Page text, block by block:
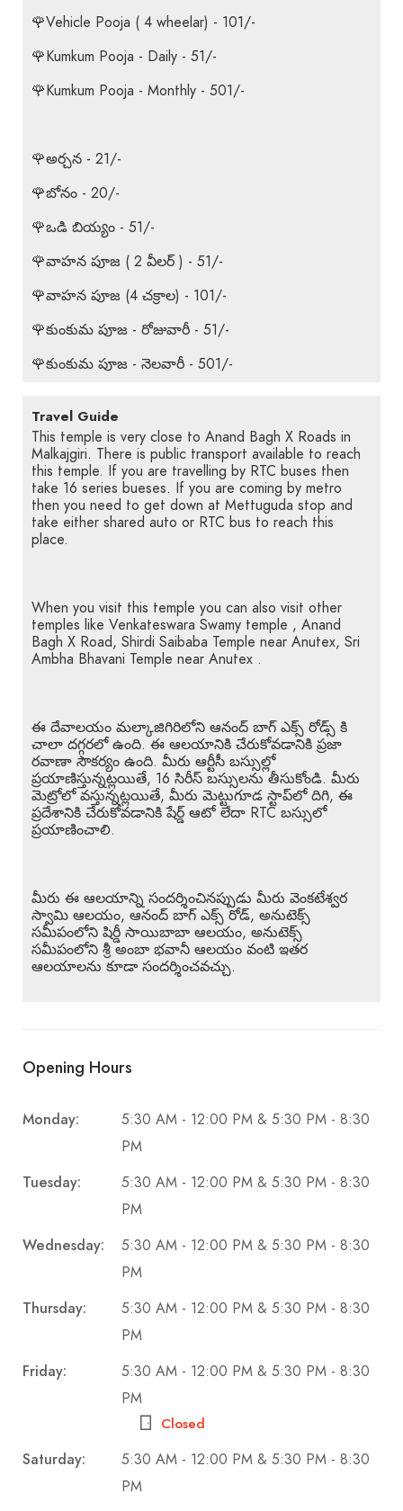
🌹Vehicle Pooja ( 4 wheelar) - 101/-
🌹Kumkum Pooja - Daily - 51/-
🌹Kumkum Pooja - Monthly - 501/-
🌹అర్చన - 21/-
🌹బోనం - 20/-
🌹ఒడి బియ్యం - 51/-
🌹వాహన పూజ ( 2 వీలర్ ) - 51/-
🌹వాహన పూజ (4 చక్రాల) - 101/-
🌹కుంకుమ పూజ - రోజువారీ - 51/-
🌹కుంకుమ పూజ - నెలవారీ - 501/-
Travel Guide
This temple is very close to Anand Bagh X Roads in
Malkajgiri. There is public transport available to reach
this temple. If you are travelling by RTC buses then
take 16 series bueses. If you are coming by metro
then you need to get down at Mettuguda stop and
take either shared auto or RTC bus to reach this
place.
When you visit this temple you can also visit other
temples like Venkateswara Swamy temple , Anand
Bagh X Road, Shirdi Saibaba Temple near Anutex, Sri
Ambha Bhavani Temple near Anutex .
ఈ దేవాలయం మల్కాజిగిరిలోని ఆనంద్ బాగ్ ఎక్స్ రోడ్స్ కి
చాలా దగ్గరలో ఉంది. ఈ ఆలయానికి చేరుకోవడానికి ప్రజా
రవాణా సౌకర్యం ఉంది. మీరు ఆర్టీసీ బస్సుల్లో
ప్రయాణిస్తున్నట్లయితే, 16 సిరీస్ బస్సులను తీసుకోండి. మీరు
మెట్రోలో వస్తున్నట్లయితే, మీరు మెట్టుగూడ స్టాప్‌లో దిగి, ఈ
ప్రదేశానికి చేరుకోవడానికి షేర్డ్ ఆటో లేదా RTC బస్సులో
ప్రయాణించాలి.
మీరు ఈ ఆలయాన్ని సందర్శించినప్పుడు మీరు వెంకటేశ్వర
స్వామి ఆలయం, ఆనంద్ బాగ్ ఎక్స్ రోడ్, అనుటెక్స్
సమీపంలోని షిర్డీ సాయిబాబా ఆలయం, అనుటెక్స్
సమీపంలోని శ్రీ అంబా భవానీ ఆలయం వంటి ఇతర
ఆలయాలను కూడా సందర్శించవచ్చు.
Opening Hours
Monday:
5:30 AM - 12:00 PM & 5:30 PM - 8:30
PM
Tuesday:
5:30 AM - 12:00 PM & 5:30 PM - 8:30
PM
Wednesday:
5:30 AM - 12:00 PM & 5:30 PM - 8:30
PM
Thursday:
5:30 AM - 12:00 PM & 5:30 PM - 8:30
PM
Friday:
5:30 AM - 12:00 PM & 5:30 PM - 8:30
PM
Closed
Saturday:
5:30 AM - 12:00 PM & 5:30 PM - 8:30
PM